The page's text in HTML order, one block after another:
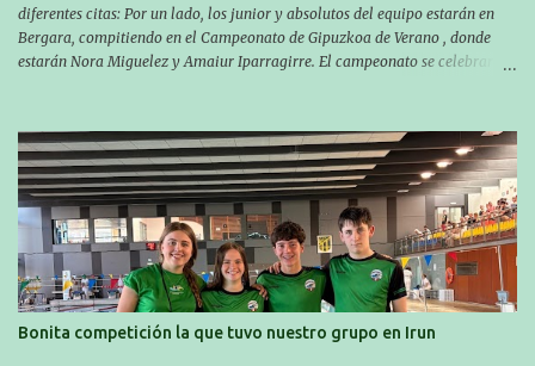
diferentes citas: Por un lado, los junior y absolutos del equipo estarán en
Bergara, compitiendo en el Campeonato de Gipuzkoa de Verano , donde
estarán Nora Miguelez y Amaiur Iparragirre. El campeonato se celebrará
sábado por la tarde a las 16:30. Por otro lado, otro grupo pequeño actuará
en el polideportivo Antzizar de Beasain en el XXIIIº memorial Leire
Contreras , en una mañana popular festiva organizada por el club Igartza.
Las pruebas empezarán a las 10:30, a las 11:30 habrá pruebas populares
australianas y después habrá un almuerzo para todos y todas las
participantes. Toda la información sobre convocatorias y competiciones la
encontraréis en nuestra web, en el siguiente enlace:
https://www.es.buruntzaldeaikt.eus/competici%C3%B3n/egutegia#h.9xisch
p06awl ¡Mucha suert...
Bonita competición la que tuvo nuestro grupo en Irun